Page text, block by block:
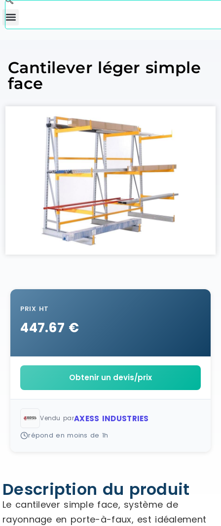
Cantilever léger simple
face
PRIX HT
447.67 €
Obtenir un devis/prix
Vendu parAXESS INDUSTRIES
répond en moins de 1h
Description du produit
Le cantilever simple face, système de
rayonnage en porte-à-faux, est idéalement